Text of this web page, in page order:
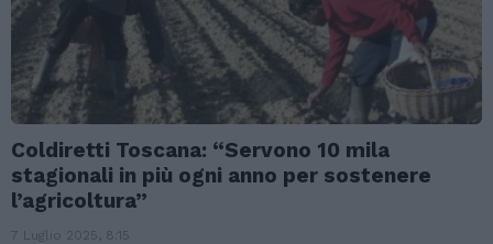
Coldiretti Toscana: “Servono 10 mila
stagionali in più ogni anno per sostenere
l’agricoltura”
7 Luglio 2025, 8:15